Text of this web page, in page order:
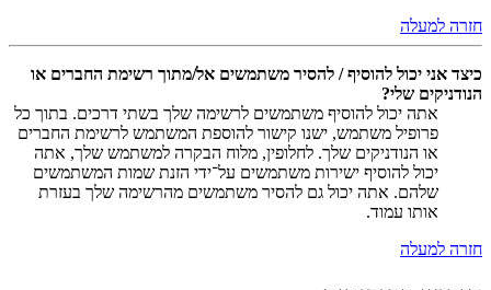
חזרה למעלה
כיצד אני יכול להוסיף / להסיר משתמשים אל/מתוך רשימת החברים או
הנודניקים שלי?
אתה יכול להוסיף משתמשים לרשימה שלך בשתי דרכים. בתוך כל
פרופיל משתמש, ישנו קישור להוספת המשתמש לרשימת החברים
או הנודניקים שלך. לחלופין, מלוח הבקרה למשתמש שלך, אתה
יכול להוסיף ישירות משתמשים על־ידי הזנת שמות המשתמשים
שלהם. אתה יכול גם להסיר משתמשים מהרשימה שלך בעזרת
אותו עמוד.
חזרה למעלה